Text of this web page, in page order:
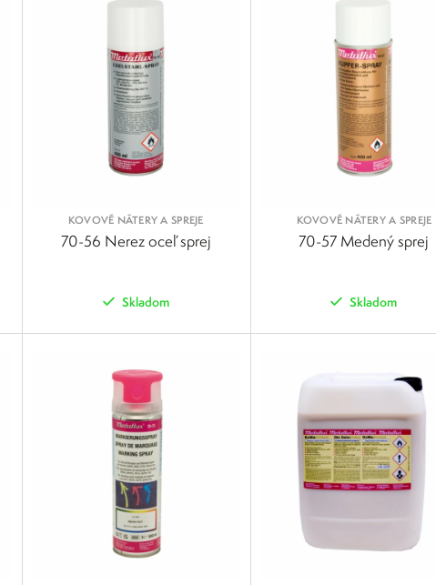
KOVOVÉ NÁTERY A SPREJE
70-56 Nerez oceľ sprej
Skladom
KOVOVÉ NÁTERY A SPREJE
70-57 Medený sprej
Skladom